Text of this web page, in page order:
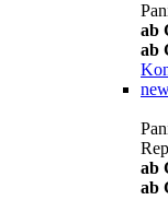
ab
ab
ab
ab